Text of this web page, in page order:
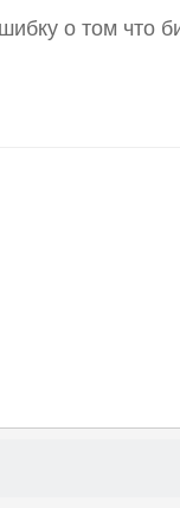
о том что